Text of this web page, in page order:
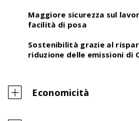
Maggiore sicurezza sul
facilità di posa
Sostenibilitàgrazie al
riduzione delle emissioni di
Economicità